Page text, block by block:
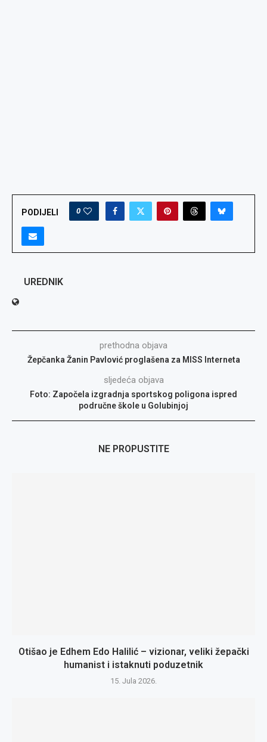
PODIJELI 0
UREDNIK
prethodna objava
Žepčanka Žanin Pavlović proglašena za MISS Interneta
sljedeća objava
Foto: Započela izgradnja sportskog poligona ispred
područne škole u Golubinjoj
NE PROPUSTITE
Otišao je Edhem Edo Halilić – vizionar, veliki žepački
humanist i istaknuti poduzetnik
15. Jula 2026.